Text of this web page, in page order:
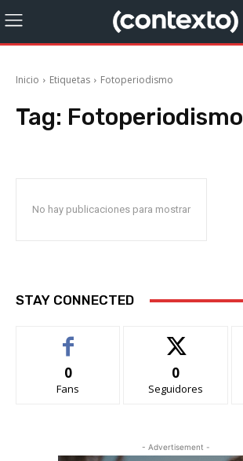
Inicio Etiquetas Fotoperiodismo
Tag: Fotoperiodismo
No hay publicaciones para mostrar
STAY CONNECTED
0
Fans
0
Seguidores
- Advertisement -